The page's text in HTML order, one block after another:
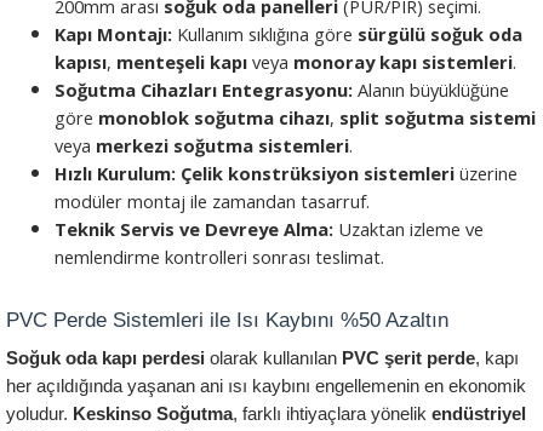
200mm arası soğuk oda panelleri (PUR/PIR) seçimi.
Kapı Montajı: Kullanım sıklığına göre sürgülü soğuk oda
kapısı, menteşeli kapı veya monoray kapı sistemleri.
Soğutma Cihazları Entegrasyonu: Alanın büyüklüğüne
göre monoblok soğutma cihazı, split soğutma sistemi
veya merkezi soğutma sistemleri.
Hızlı Kurulum: Çelik konstrüksiyon sistemleri üzerine
modüler montaj ile zamandan tasarruf.
Teknik Servis ve Devreye Alma: Uzaktan izleme ve
nemlendirme kontrolleri sonrası teslimat.
PVC Perde Sistemleri ile Isı Kaybını %50 Azaltın
Soğuk oda kapı perdesi olarak kullanılan PVC şerit perde, kapı
her açıldığında yaşanan ani ısı kaybını engellemenin en ekonomik
yoludur. Keskinso Soğutma, farklı ihtiyaçlara yönelik endüstriyel